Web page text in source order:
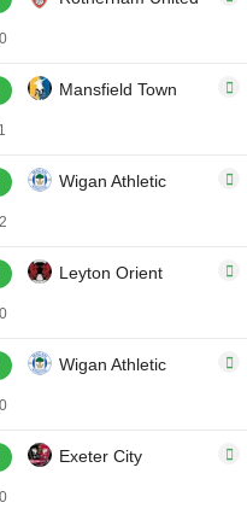
Mansfield Town
Wigan Athletic
Leyton Orient
Wigan Athletic
Exeter City